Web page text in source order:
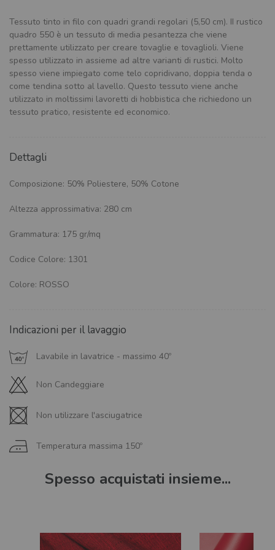
Tessuto tinto in filo con quadri grandi regolari (5,50 cm). II rustico
quadro 550 è un tessuto di media pesantezza che viene
prettamente utilizzato per creare tovaglie e tovaglioli. Viene
spesso utilizzato in assieme ad altre varianti di rustici. Molto
spesso viene impiegato come telo copridivano, doppia tenda o
come tendina sotto al lavello. Questo tessuto viene anche
utilizzato in moltissimi lavoretti di hobbistica che richiedono un
tessuto pratico, resistente ed economico.
Dettagli
Composizione: 50% Poliestere, 50% Cotone
Altezza approssimativa: 280 cm
Grammatura: 175 gr/mq
Codice Colore: 1301
Colore: ROSSO
Indicazioni per il lavaggio
Lavabile in lavatrice - massimo 40º
Non Candeggiare
Non utilizzare l'asciugatrice
Temperatura massima 150º
Spesso acquistati insieme...